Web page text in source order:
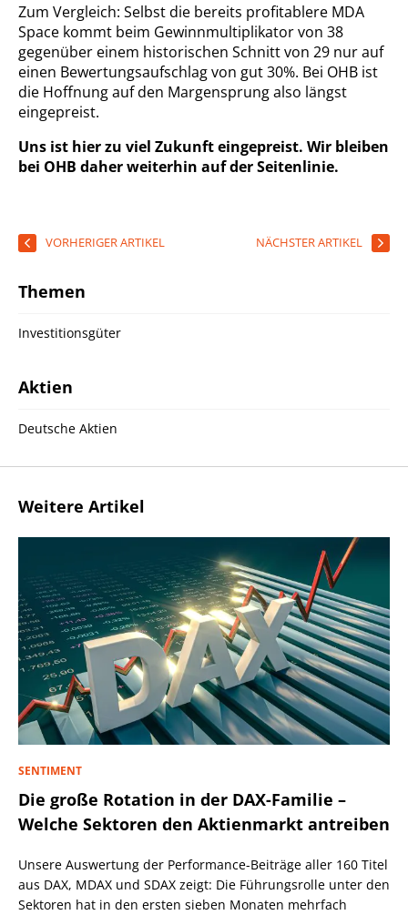
Zum Vergleich: Selbst die bereits profitablere MDA
Space kommt beim Gewinnmultiplikator von 38
gegenüber einem historischen Schnitt von 29 nur auf
einen Bewertungsaufschlag von gut 30%. Bei OHB ist
die Hoffnung auf den Margensprung also längst
eingepreist.
Uns ist hier zu viel Zukunft eingepreist. Wir bleiben
bei OHB daher weiterhin auf der Seitenlinie.
VORHERIGER ARTIKEL NÄCHSTER ARTIKEL
Themen
Investitionsgüter
Aktien
Deutsche Aktien
Weitere Artikel
SENTIMENT
Die große Rotation in der DAX-Familie –
Welche Sektoren den Aktienmarkt antreiben
Unsere Auswertung der Performance-Beiträge aller 160 Titel
aus DAX, MDAX und SDAX zeigt: Die Führungsrolle unter den
Sektoren hat in den ersten sieben Monaten mehrfach